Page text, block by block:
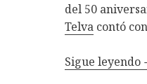
del 50
Telva contó
Sigue leyendo